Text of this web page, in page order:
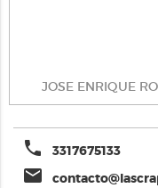
JOSE ENRIQUE
phone 3317675133
email